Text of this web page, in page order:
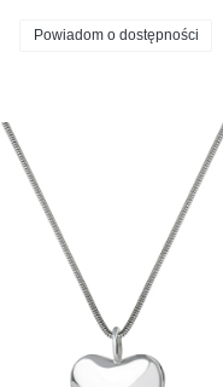
Powiadom o dostępności